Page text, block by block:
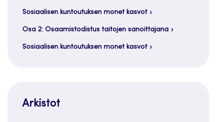
Sosiaalisen kuntoutuksen monet kasvot
Osa 2: Osaamistodistus taitojen sanoittajana
Sosiaalisen kuntoutuksen monet kasvot
Arkistot